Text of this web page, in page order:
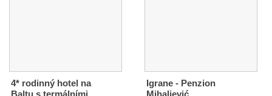
4* rodinný hotel na
Igrane - Penzion